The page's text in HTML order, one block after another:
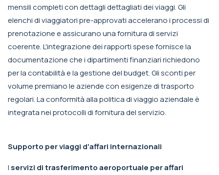
mensili completi con dettagli dettagliati dei viaggi. Gli
elenchi di viaggiatori pre-approvati accelerano i processi di
prenotazione e assicurano una fornitura di servizi
coerente. L'integrazione dei rapporti spese fornisce la
documentazione che i dipartimenti finanziari richiedono
per la contabilità e la gestione del budget. Gli sconti per
volume premiano le aziende con esigenze di trasporto
regolari. La conformità alla politica di viaggio aziendale è
integrata nei protocolli di fornitura del servizio.
Supporto per viaggi d'affari internazionali
I servizi di trasferimento aeroportuale per affari